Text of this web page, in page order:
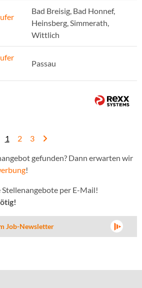
Bad Breisig, Bad Honnef,
Heinsberg, Simmerath,
Wittlich
Passau
1 2 3
gefunden? Dann erwarten wir
!
per E-Mail!
Job-Newsletter